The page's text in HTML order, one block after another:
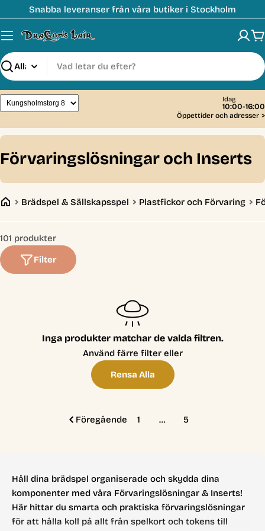
till
innehåll
Snabba leveranser från våra butiker i Stockholm
Sök
Idag
10:00-16:00
Öppettider och adresser >
C
o
l
e
c
t
Förvaringslösningar och Inserts
Brädspel & Sällskapsspel Plastfickor och Förvaring
101 produkter
Filter
Inga produkter matchar de valda filtren.
Använd färre filter eller
Rensa Alla
Föregående 1 … 5
Håll dina brädspel organiserade och skydda dina
komponenter med våra Förvaringslösningar & Inserts!
Här hittar du smarta och praktiska förvaringslösningar
för att hålla koll på allt från spelkort och tokens till